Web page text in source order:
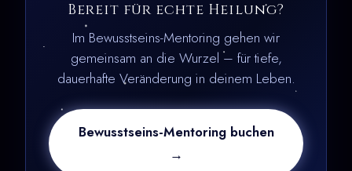
Bereit für echte Heilung?
Im Bewusstseins-Mentoring gehen wir
gemeinsam an die Wurzel – für tiefe,
dauerhafte Veränderung in deinem Leben.
Bewusstseins-Mentoring buchen
→